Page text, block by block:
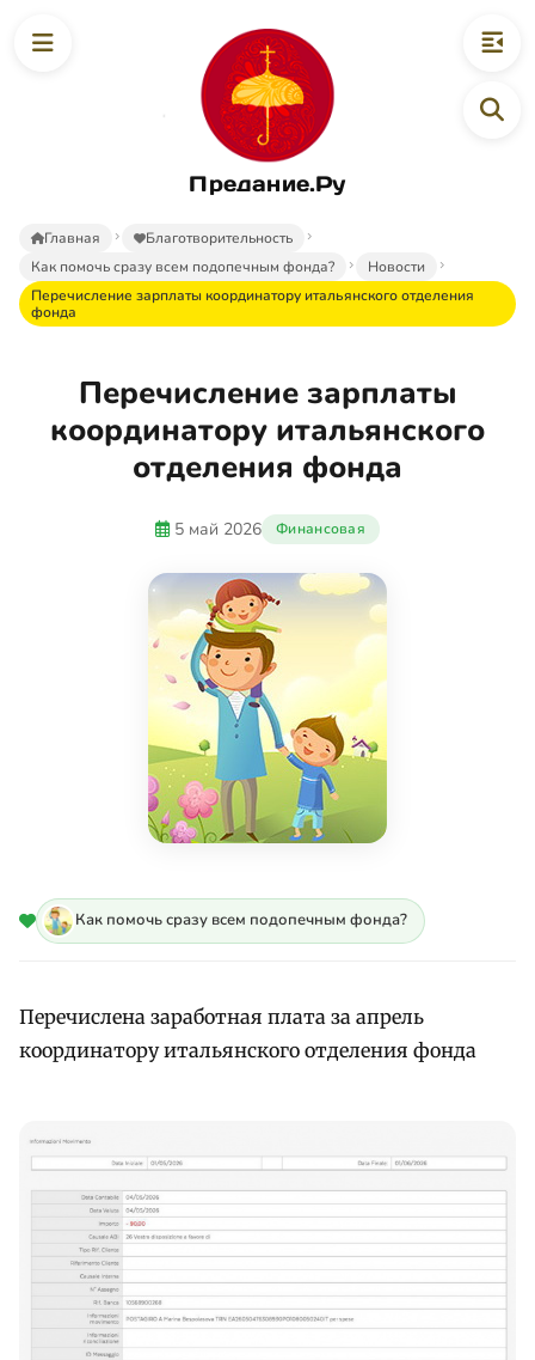
Предание.Ру
Главная
Благотворительность
Как помочь сразу всем подопечным фонда?
Новости
Перечисление зарплаты координатору итальянского отделения
фонда
Перечисление зарплаты
координатору итальянского
отделения фонда
5 май 2026 Финансовая
Как помочь сразу всем подопечным фонда?
Перечислена заработная плата за апрель
координатору итальянского отделения фонда